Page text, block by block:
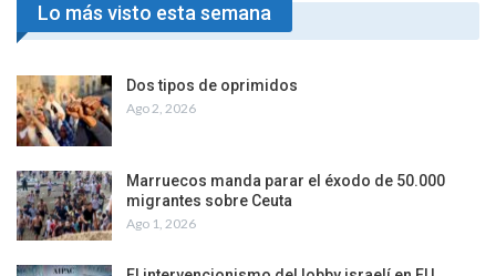
Lo más visto esta semana
Dos tipos de oprimidos
Ago 2, 2026
Marruecos manda parar el éxodo de 50.000
migrantes sobre Ceuta
Ago 1, 2026